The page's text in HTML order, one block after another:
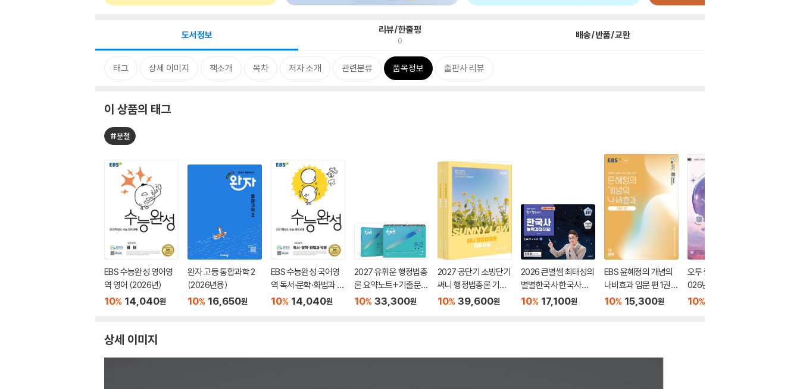
도서정보 리뷰/한줄평
0 배송/반품/교환
태그 상세 이미지 책소개 목차 저자 소개 관련분류 품목정보 출판사 리뷰
이 상품의 태그
#분철
EBS 수능완성 영어영
역 영어 (2026년)
10% 14,040원
완자 고등 통합과학 2
(2026년용)
10% 16,650원
EBS 수능완성 국어영
역 독서·문학·화법과 작
문 (2026년)
10% 14,040원
2027 유휘운 행정법총
론 요약노트+기출문제
(요.플.)
10% 33,300원
2027 공단기 소방단기
써니 행정법총론 기본
서
10% 39,600원
2026 큰별쌤 최태성의
별별한국사 한국사능
력검정시험 심화(1,2,3
10% 17,100원
EBS 윤혜정의 개념의
나비효과 입문 편 1권
문학 (2026년용)
10% 15,300원
오투 중학 과학 2-2 (2
026년)
10%
상세 이미지